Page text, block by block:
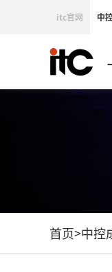
itc官网 中
首页>中控